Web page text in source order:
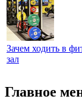
Зачем ходить в
зал
Главное